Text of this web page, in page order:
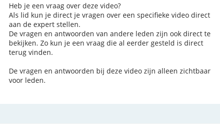
Heb je een vraag over deze video?
Als lid kun je direct je vragen over een specifieke video direct
aan de expert stellen.
De vragen en antwoorden van andere leden zijn ook direct te
bekijken. Zo kun je een vraag die al eerder gesteld is direct
terug vinden.
De vragen en antwoorden bij deze video zijn alleen zichtbaar
voor leden.